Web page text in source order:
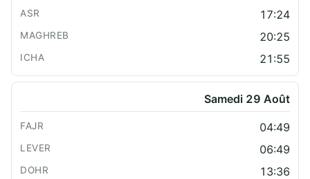
17:24
20:25
21:55
Samedi 29 Août
04:49
06:49
13:36